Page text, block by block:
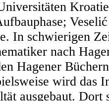
In schwierigen
nach
Hagener
wird das
ausgebaut.